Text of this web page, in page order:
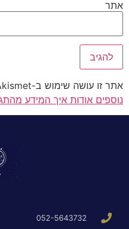
אתר
אתר זו עושה שימוש ב-Akismet כדי לסנן תגובות זבל.
נוספים אודות איך המידע
052-5643732